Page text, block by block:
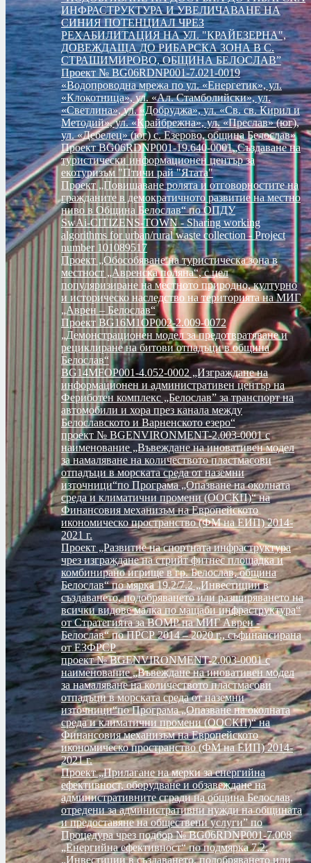
ИНФРАСТРУКТУРА И УВЕЛИЧАВАНЕ НА
СИНИЯ ПОТЕНЦИАЛ ЧРЕЗ
РЕХАБИЛИТАЦИЯ НА УЛ. "КРАЙЕЗЕРНА",
ДОВЕЖДАЩА ДО РИБАРСКА ЗОНА В С.
СТРАШИМИРОВО, ОБЩИНА БЕЛОСЛАВ”
Проект № BG06RDNP001-7.021-0019
«Водопроводна мрежа по ул. «Енергетик», ул.
«Клокотница», ул. «Ал. Стамболийски», ул.
«Светлина», ул. «Добруджа», ул. «Св. св. Кирил и
Методий», ул. «Крайбрежна», ул. «Преслав» (юг),
ул. «Дебелец» (юг) с. Езерово, община Белослав»
Проект BG06RDNP001-19.640-0001„Създаване на
туристически информационен център за
екотуризъм "Птичи рай "Ятата"
Проект „Повишаване ролята и отговорностите на
гражданите в демократичното развитие на местно
ниво в Община Белослав“ по ОПДУ
SwAi-CITIZENS-TOWN - Sharing working
algorithms for urban/rural waste collection - Project
number 101089517
Проект „Обособяване на туристическа зона в
местност „Авренска поляна“, с цел
популяризиране на местното природно, културно
и историческо наследство на територията на МИГ
„Аврен – Белослав“
Проект BG16M1OP002-2.009-0072
„Демонстрационен модел за предотвратяване и
рециклиране на битови отпадъци в община
Белослав“
BG14MFOP001-4.052-0002 „Изграждане на
информационен и административен център на
Фериботен комплекс „Белослав” за транспорт на
автомобили и хора през канала между
Белославското и Варненското езеро“
проект № BGENVIRONMENT-2.003-0001 с
наименование „Въвеждане на иновативен модел
за намаляване на количеството пластмасови
отпадъци в морската среда от наземни
източници“по Програма „Опазване на околната
среда и климатични промени (ООСКП)“ на
Финансовия механизъм на Европейското
икономическо пространство (ФМ на ЕИП) 2014-
2021 г.
Проект „Развитие на спортната инфраструктура
чрез изграждане на стрийт фитнес площадка и
комбинирано игрище в гр. Белослав, община
Белослав“ по мярка 19.2/7.2 „Инвестиции в
създаването, подобряването или разширяването на
всички видове малка по мащаби инфраструктура“
от Стратегията за ВОМР на МИГ Аврен -
Белослав“ по ПРСР 2014 – 2020 г., съфинансирана
от ЕЗФРСР
проект № BGENVIRONMENT-2.003-0001 с
наименование „Въвеждане на иновативен модел
за намаляване на количеството пластмасови
отпадъци в морската среда от наземни
източници“по Програма „Опазване на околната
среда и климатични промени (ООСКП)“ на
Финансовия механизъм на Европейското
икономическо пространство (ФМ на ЕИП) 2014-
2021 г.
Проект „Прилагане на мерки за енергийна
ефективност, оборудване и обзавеждане на
административните сгради на община Белослав,
отредени за административни нужди на общината
и предоставяне на обществени услуги” по
Процедура чрез подбор № BG06RDNP001-7.008
„Енергийна ефективност“ по подмярка 7.2.
„Инвестиции в създаването, подобряването или